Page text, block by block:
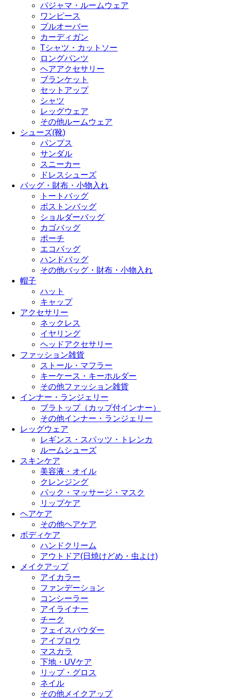
パジャマ・ルームウェア
ワンピース
プルオーバー
カーディガン
Tシャツ・カットソー
ロングパンツ
ヘアアクセサリー
ブランケット
セットアップ
シャツ
レッグウェア
その他ルームウェア
シューズ(靴)
パンプス
サンダル
スニーカー
ドレスシューズ
バッグ・財布・小物入れ
トートバッグ
ボストンバッグ
ショルダーバッグ
カゴバッグ
ポーチ
エコバッグ
ハンドバッグ
その他バッグ・財布・小物入れ
帽子
ハット
キャップ
アクセサリー
ネックレス
イヤリング
ヘッドアクセサリー
ファッション雑貨
ストール・マフラー
キーケース・キーホルダー
その他ファッション雑貨
インナー・ランジェリー
ブラトップ（カップ付インナー）
その他インナー・ランジェリー
レッグウェア
レギンス・スパッツ・トレンカ
ルームシューズ
スキンケア
美容液・オイル
クレンジング
パック・マッサージ・マスク
リップケア
ヘアケア
その他ヘアケア
ボディケア
ハンドクリーム
アウトドア(日焼けどめ・虫よけ)
メイクアップ
アイカラー
ファンデーション
コンシーラー
アイライナー
チーク
フェイスパウダー
アイブロウ
マスカラ
下地・UVケア
リップ・グロス
ネイル
その他メイクアップ